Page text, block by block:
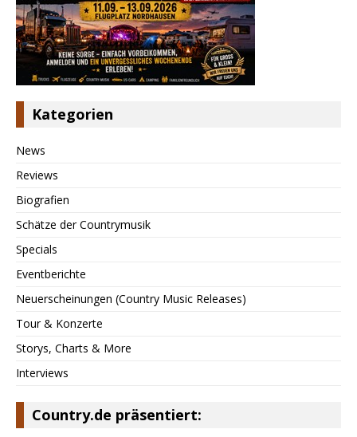
Kategorien
News
Reviews
Biografien
Schätze der Countrymusik
Specials
Eventberichte
Neuerscheinungen (Country Music Releases)
Tour & Konzerte
Storys, Charts & More
Interviews
Country.de präsentiert: